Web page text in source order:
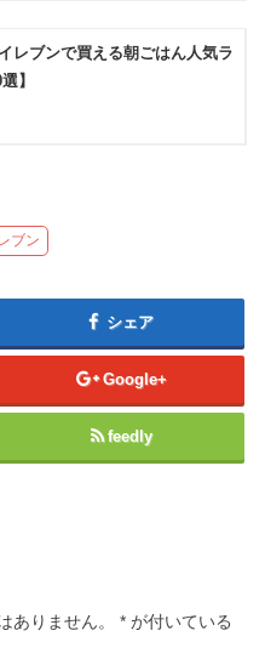
レブンで買える朝ごはん人気ラ
】
ブン
シェア
Google+
feedly
ありません。 * が付いている